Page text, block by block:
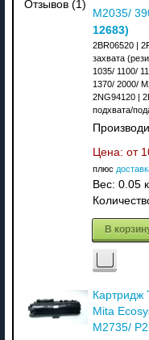
Отзывов (1)
M2035/
12683)
2BR06520 |
захвата
1035/ 1100/
1370/ 2000/
2NG94120 |
подхвата/
Цена: от
плюс
Вес: 0.05
В
Картридж
Mita
M2735/